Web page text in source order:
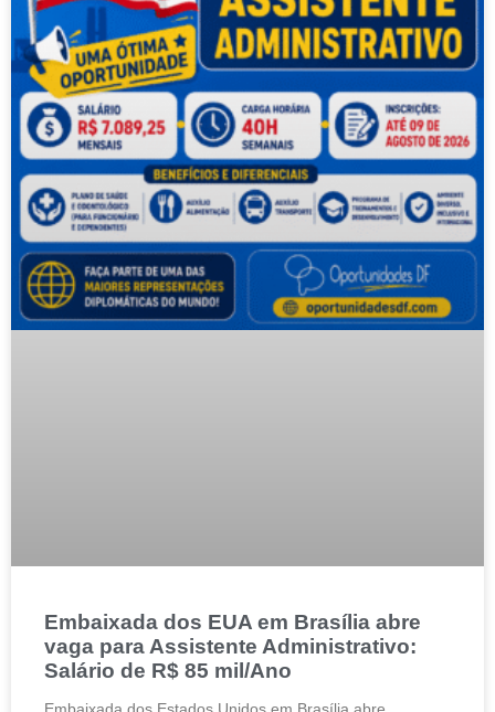
Embaixada dos EUA em Brasília abre
vaga para Assistente Administrativo:
Salário de R$ 85 mil/Ano